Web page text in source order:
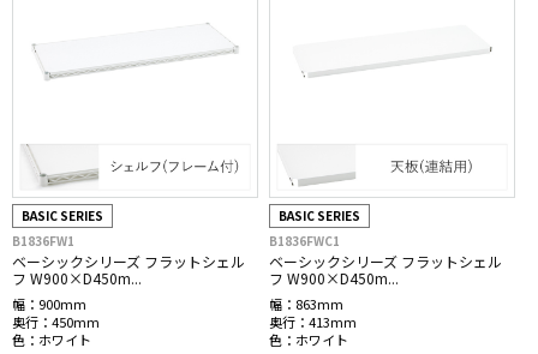
BASIC SERIES
B1836FW1
ベーシックシリーズ フラットシェル
フ W900×D450m...
幅： 900mm
奥行： 450mm
色： ホワイト
BASIC SERIES
B1836FWC1
ベーシックシリーズ フラットシェル
フ W900×D450m...
幅： 863mm
奥行： 413mm
色： ホワイト